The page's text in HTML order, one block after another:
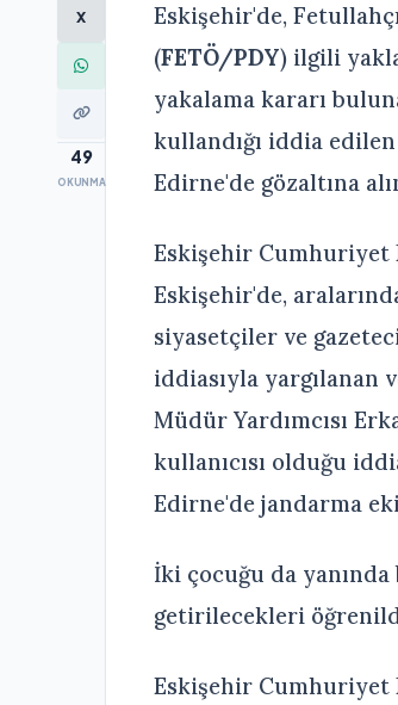
X
49
OKUNMA
Eskişehir'de,
(FETÖ/PDY) ilgili
yakalama kararı
kullandığı iddia
Edirne'de gözaltına
Eskişehir Cumhuriyet
Eskişehir'de,
siyasetçiler ve
iddiasıyla yargılanan
Müdür Yardımcısı
kullanıcısı olduğu
Edirne'de jandarma
İki çocuğu da
getirilecekleri
Eskişehir Cumhuriyet